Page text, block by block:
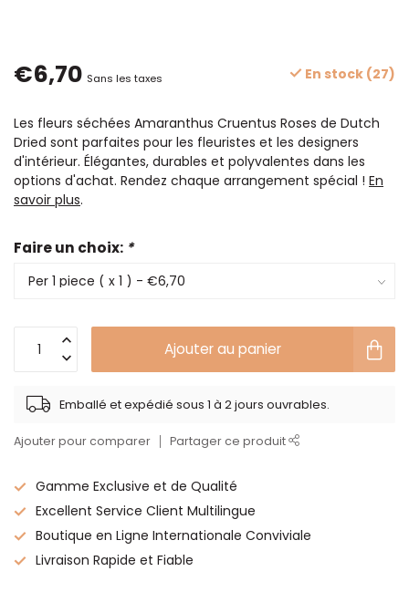
€6,70 Sans les taxes En stock (27)
Les fleurs séchées Amaranthus Cruentus Roses de Dutch
Dried sont parfaites pour les fleuristes et les designers
d'intérieur. Élégantes, durables et polyvalentes dans les
options d'achat. Rendez chaque arrangement spécial ! En
savoir plus.
Faire un choix: *
Ajouter au panier
Emballé et expédié sous 1 à 2 jours ouvrables.
Ajouter pour comparer Partager ce produit
Gamme Exclusive et de Qualité
Excellent Service Client Multilingue
Boutique en Ligne Internationale Conviviale
Livraison Rapide et Fiable